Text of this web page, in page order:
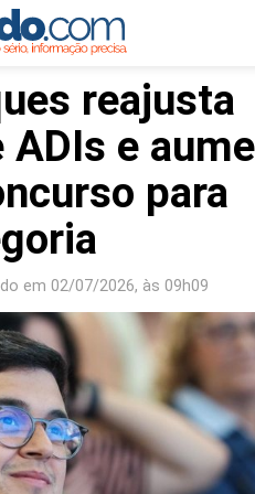
reajusta
e
para
em 02/07/2026, às 09h09